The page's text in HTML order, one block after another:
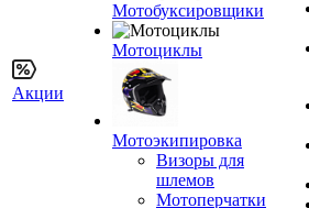
Акции
Мотобуксировщики
Мотоциклы
Мотоэкипировка
Визоры для
шлемов
Мотоперчатки